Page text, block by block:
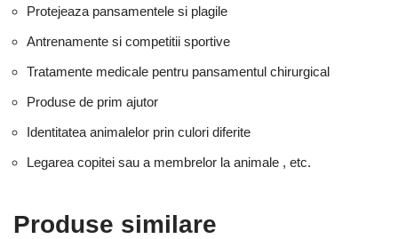
Protejeaza pansamentele si plagile
Antrenamente si competitii sportive
Tratamente medicale pentru pansamentul chirurgical
Produse de prim ajutor
Identitatea animalelor prin culori diferite
Legarea copitei sau a membrelor la animale , etc.
Produse similare